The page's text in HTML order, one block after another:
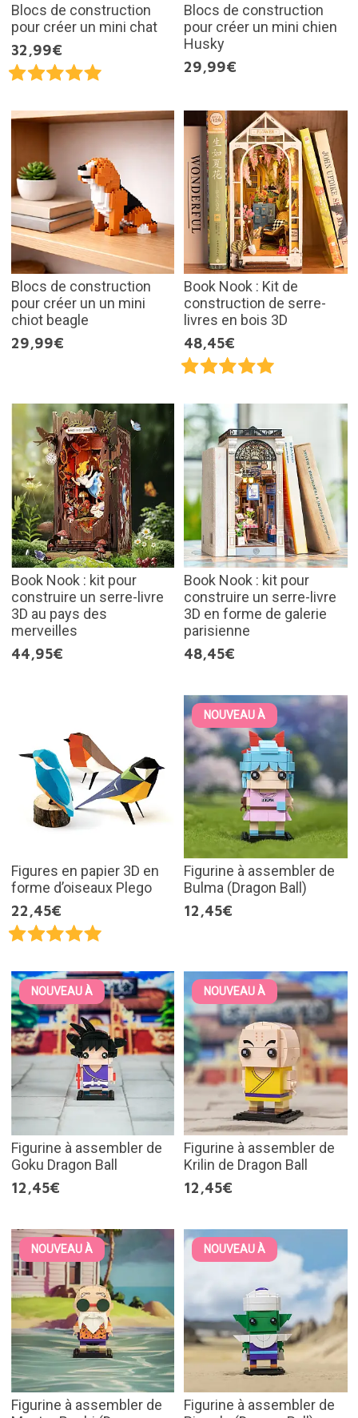
Blocs de construction
pour créer un mini chat
32,99€
Blocs de construction
pour créer un mini chien
Husky
29,99€
Blocs de construction
pour créer un un mini
chiot beagle
29,99€
Book Nook : Kit de
construction de serre-
livres en bois 3D
48,45€
Book Nook : kit pour
construire un serre-livre
3D au pays des
merveilles
44,95€
Book Nook : kit pour
construire un serre-livre
3D en forme de galerie
parisienne
48,45€
Figures en papier 3D en
forme d’oiseaux Plego
22,45€
NOUVEAU À
Figurine à assembler de
Bulma (Dragon Ball)
12,45€
NOUVEAU À
Figurine à assembler de
Goku Dragon Ball
12,45€
NOUVEAU À
Figurine à assembler de
Krilin de Dragon Ball
12,45€
NOUVEAU À
Figurine à assembler de
NOUVEAU À
Figurine à assembler de